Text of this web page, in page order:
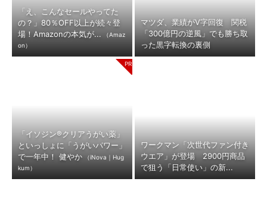
「え、こんなセールやってた
の？」80％OFF以上が続々登
場！Amazonの本気が...
（Amaz
on）
マツダ、業績がV字回復 関税
「300億円の逆風」でも勝ち取
った黒字転換の裏側
「イソジン®クリアうがい薬」
といっしょに「うがいパワー」
で一年中！ 健やか
（iNova｜Hug
kum）
ワークマン「次世代ファン付き
ウエア」が登場 2900円商品
で狙う「日常使い」の新...